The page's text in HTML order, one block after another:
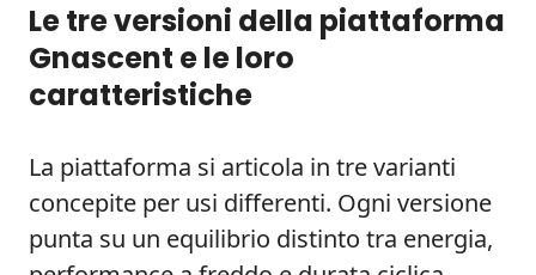
Le tre versioni della piattaforma
Gnascent e le loro
caratteristiche
La piattaforma si articola in tre varianti
concepite per usi differenti. Ogni versione
punta su un equilibrio distinto tra energia,